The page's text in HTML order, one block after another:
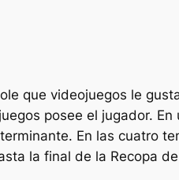
que videojuegos le
posee el jugador.
En las cuatro
la final de la Recopa